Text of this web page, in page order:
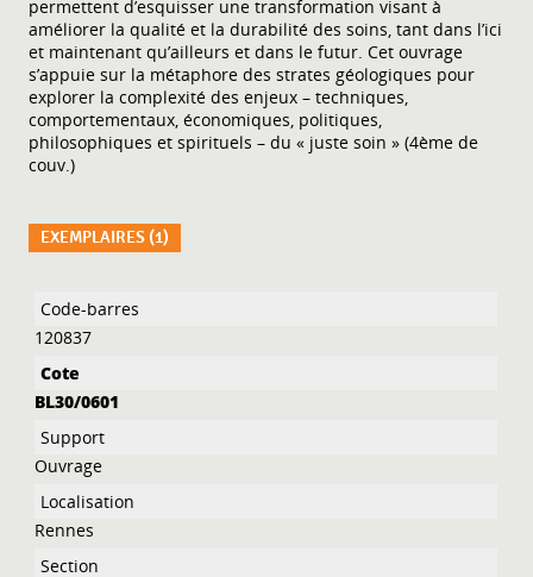
permettent d’esquisser une transformation visant à
améliorer la qualité et la durabilité des soins, tant dans l’ici
et maintenant qu’ailleurs et dans le futur. Cet ouvrage
s’appuie sur la métaphore des strates géologiques pour
explorer la complexité des enjeux – techniques,
comportementaux, économiques, politiques,
philosophiques et spirituels – du « juste soin » (4ème de
couv.)
EXEMPLAIRES (1)
Liste des exemplaires
120837
BL30/0601
Ouvrage
Rennes